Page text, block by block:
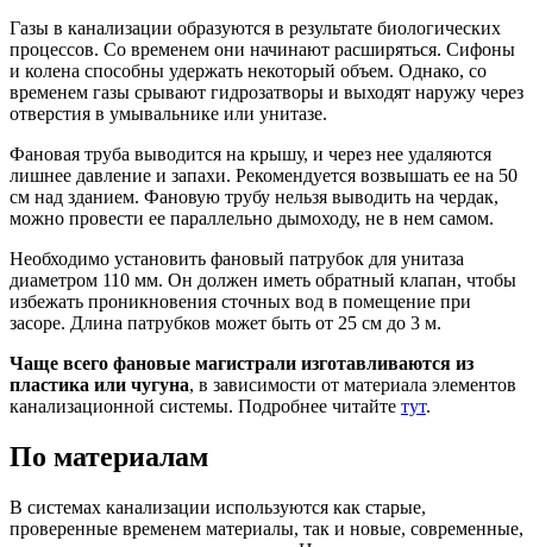
Газы в канализации образуются в результате биологических
процессов. Со временем они начинают расширяться. Сифоны
и колена способны удержать некоторый объем. Однако, со
временем газы срывают гидрозатворы и выходят наружу через
отверстия в умывальнике или унитазе.
Фановая труба выводится на крышу, и через нее удаляются
лишнее давление и запахи. Рекомендуется возвышать ее на 50
см над зданием. Фановую трубу нельзя выводить на чердак,
можно провести ее параллельно дымоходу, не в нем самом.
Необходимо установить фановый патрубок для унитаза
диаметром 110 мм. Он должен иметь обратный клапан, чтобы
избежать проникновения сточных вод в помещение при
засоре. Длина патрубков может быть от 25 см до 3 м.
Чаще всего фановые магистрали изготавливаются из
пластика или чугуна, в зависимости от материала элементов
канализационной системы. Подробнее читайте тут.
По материалам
В системах канализации используются как старые,
проверенные временем материалы, так и новые, современные,